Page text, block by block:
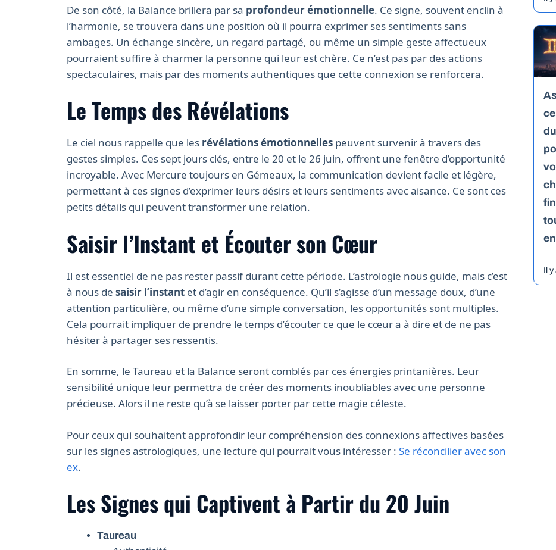
De son côté, la Balance brillera par sa profondeur émotionnelle. Ce signe, souvent enclin à
l’harmonie, se trouvera dans une position où il pourra exprimer ses sentiments sans
ambages. Un échange sincère, un regard partagé, ou même un simple geste affectueux
pourraient suffire à charmer la personne qui leur est chère. Ce n’est pas par des actions
spectaculaires, mais par des moments authentiques que cette connexion se renforcera.
Le Temps des Révélations
Le ciel nous rappelle que les révélations émotionnelles peuvent survenir à travers des
gestes simples. Ces sept jours clés, entre le 20 et le 26 juin, offrent une fenêtre d’opportunité
incroyable. Avec Mercure toujours en Gémeaux, la communication devient facile et légère,
permettant à ces signes d’exprimer leurs désirs et leurs sentiments avec aisance. Ce sont ces
petits détails qui peuvent transformer une relation.
Saisir l’Instant et Écouter son Cœur
Il est essentiel de ne pas rester passif durant cette période. L’astrologie nous guide, mais c’est
à nous de saisir l’instant et d’agir en conséquence. Qu’il s’agisse d’un message doux, d’une
attention particulière, ou même d’une simple conversation, les opportunités sont multiples.
Cela pourrait impliquer de prendre le temps d’écouter ce que le cœur a à dire et de ne pas
hésiter à partager ses ressentis.
En somme, le Taureau et la Balance seront comblés par ces énergies printanières. Leur
sensibilité unique leur permettra de créer des moments inoubliables avec une personne
précieuse. Alors il ne reste qu’à se laisser porter par cette magie céleste.
Pour ceux qui souhaitent approfondir leur compréhension des connexions affectives basées
sur les signes astrologiques, une lecture qui pourrait vous intéresser : Se réconcilier avec son
ex.
Les Signes qui Captivent à Partir du 20 Juin
Taureau
Il y